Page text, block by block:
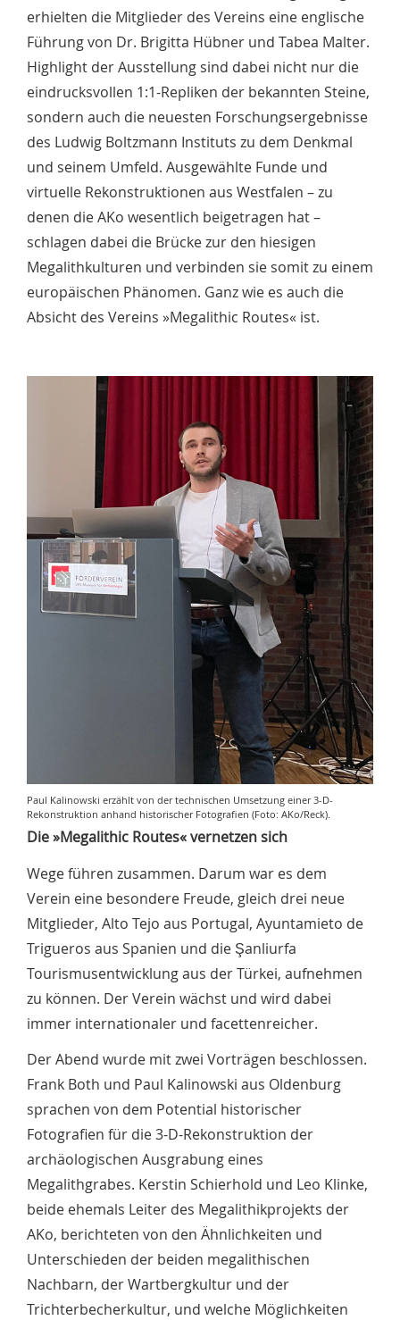
erhielten die Mitglieder des Vereins eine englische
Führung von Dr. Brigitta Hübner und Tabea Malter.
Highlight der Ausstellung sind dabei nicht nur die
eindrucksvollen 1:1-Repliken der bekannten Steine,
sondern auch die neuesten Forschungsergebnisse
des Ludwig Boltzmann Instituts zu dem Denkmal
und seinem Umfeld. Ausgewählte Funde und
virtuelle Rekonstruktionen aus Westfalen – zu
denen die AKo wesentlich beigetragen hat –
schlagen dabei die Brücke zur den hiesigen
Megalithkulturen und verbinden sie somit zu einem
europäischen Phänomen. Ganz wie es auch die
Absicht des Vereins »Megalithic Routes« ist.
Paul Kalinowski erzählt von der technischen Umsetzung einer 3-D-
Rekonstruktion anhand historischer Fotografien (Foto: AKo/Reck).
Die »Megalithic Routes« vernetzen sich
Wege führen zusammen. Darum war es dem
Verein eine besondere Freude, gleich drei neue
Mitglieder, Alto Tejo aus Portugal, Ayuntamieto de
Trigueros aus Spanien und die Şanliurfa
Tourismusentwicklung aus der Türkei, aufnehmen
zu können. Der Verein wächst und wird dabei
immer internationaler und facettenreicher.
Der Abend wurde mit zwei Vorträgen beschlossen.
Frank Both und Paul Kalinowski aus Oldenburg
sprachen von dem Potential historischer
Fotografien für die 3-D-Rekonstruktion der
archäologischen Ausgrabung eines
Megalithgrabes. Kerstin Schierhold und Leo Klinke,
beide ehemals Leiter des Megalithikprojekts der
AKo, berichteten von den Ähnlichkeiten und
Unterschieden der beiden megalithischen
Nachbarn, der Wartbergkultur und der
Trichterbecherkultur, und welche Möglichkeiten